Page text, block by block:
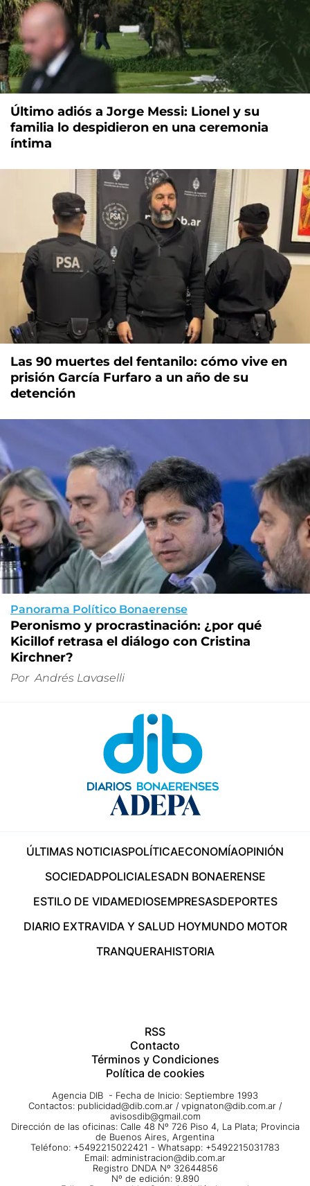
Último adiós a Jorge Messi: Lionel y su
familia lo despidieron en una ceremonia
íntima
Las 90 muertes del fentanilo: cómo vive en
prisión García Furfaro a un año de su
detención
Panorama Político Bonaerense
Peronismo y procrastinación: ¿por qué
Kicillof retrasa el diálogo con Cristina
Kirchner?
Por Andrés Lavaselli
ÚLTIMAS NOTICIASPOLÍTICAECONOMÍAOPINIÓN
SOCIEDADPOLICIALESADN BONAERENSE
ESTILO DE VIDAMEDIOSEMPRESASDEPORTES
DIARIO EXTRAVIDA Y SALUD HOYMUNDO MOTOR
TRANQUERAHISTORIA
RSS
Contacto
Términos y Condiciones
Política de cookies
Agencia DIB - Fecha de Inicio: Septiembre 1993
Contactos: publicidad@dib.com.ar / vpignaton@dib.com.ar /
avisosdib@gmail.com
Dirección de las oficinas: Calle 48 Nº 726 Piso 4, La Plata; Provincia
de Buenos Aires, Argentina
Teléfono: +5492215022421 - Whatsapp: +5492215031783
Email: administracion@dib.com.ar
Registro DNDA Nº 32644856
Nº de edición: 9.890